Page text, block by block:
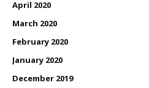
April 2020
March 2020
February 2020
January 2020
December 2019